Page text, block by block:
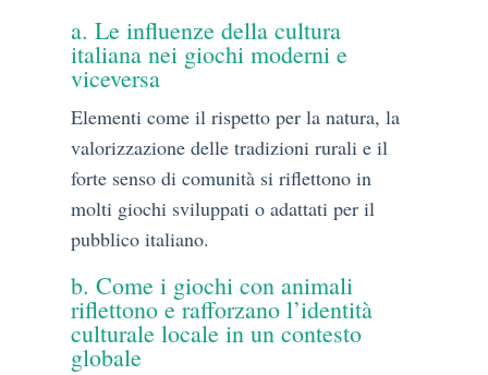
a. Le influenze della cultura
italiana nei giochi moderni e
viceversa
Elementi come il rispetto per la natura, la
valorizzazione delle tradizioni rurali e il
forte senso di comunità si riflettono in
molti giochi sviluppati o adattati per il
pubblico italiano.
b. Come i giochi con animali
riflettono e rafforzano l’identità
culturale locale in un contesto
globale